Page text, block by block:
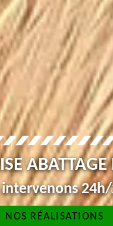
NOS RÉALISATIONS